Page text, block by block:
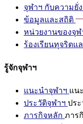
จุฬาฯ กับความยั่
ข้อมูลและสถิติ
หน่วยงานของจุฬ
ร้องเรียนทุจริต
รู้จักจุฬาฯ
แนะนำจุฬาฯ แน
ประวัติจุฬาฯ ปร
ภารกิจหลัก ภาร